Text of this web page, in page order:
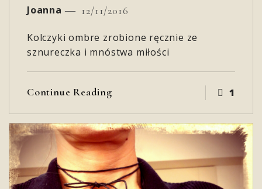
Joanna 12/11/2016
Kolczyki ombre zrobione ręcznie ze
sznureczka i mnóstwa miłości
Continue Reading 1